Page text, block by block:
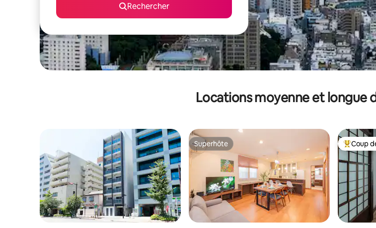
Rechercher
Locations moyenne et longue
Superhôte
Superhôte Coups
Coup